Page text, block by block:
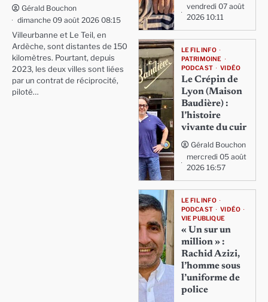
Gérald Bouchon
dimanche 09 août 2026 08:15
Villeurbanne et Le Teil, en
Ardèche, sont distantes de 150
kilomètres. Pourtant, depuis
2023, les deux villes sont liées
par un contrat de réciprocité,
piloté…
vendredi 07 août
2026 10:11
LE FIL INFO
PATRIMOINE
PODCAST
VIDÉO
Le Crépin de
Lyon (Maison
Baudière) :
l’histoire
vivante du cuir
Gérald Bouchon
mercredi 05 août
2026 16:57
LE FIL INFO
PODCAST
VIDÉO
VIE PUBLIQUE
« Un sur un
million » :
Rachid Azizi,
l’homme sous
l’uniforme de
police